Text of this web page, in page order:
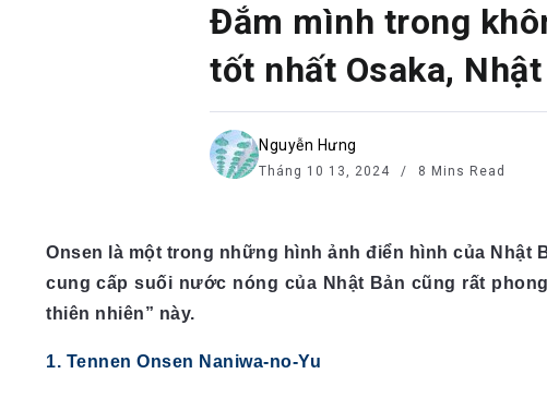
Đắm mình trong
tốt nhất Osaka, Nhật
Nguyễn Hưng
Tháng 10 13, 2024 8 Mins Read
Onsen là một trong những hình ảnh điển hình của
cung cấp suối nước nóng của Nhật Bản cũng rất
thiên nhiên” này.
1. Tennen Onsen Naniwa-no-Yu